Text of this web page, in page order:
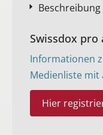
Beschreibung
Swissdox pro
Informationen
Medienliste mit
Hier